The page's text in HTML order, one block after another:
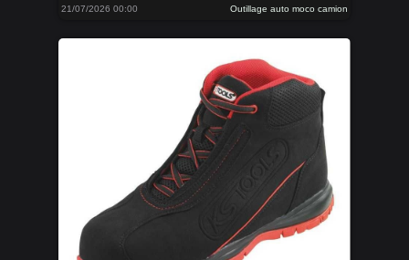
21/07/2026 00:00 Outillage auto moco camion